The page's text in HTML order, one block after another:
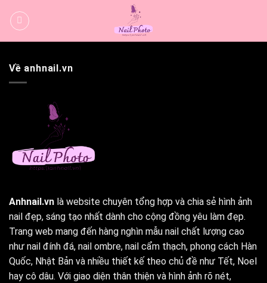
qua
Về anhnail.vn
Anhnail.vn là website chuyên tổng hợp và chia sẻ hình ảnh
nail đẹp, sáng tạo nhất dành cho cộng đồng yêu làm đẹp.
Trang web mang đến hàng nghìn mẫu nail chất lượng cao
như nail đính đá, nail ombre, nail cẩm thạch, phong cách Hàn
Quốc, Nhật Bản và nhiều thiết kế theo chủ đề như Tết, Noel
hay cô dâu. Với giao diện thân thiện và hình ảnh rõ nét,